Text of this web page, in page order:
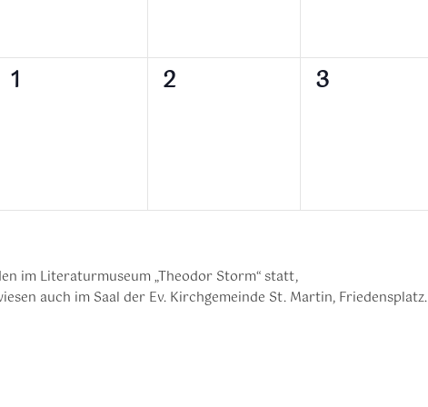
0
1
0
2
0
3
im Literaturmuseum „Theodor Storm“ statt,
auch im Saal der Ev. Kirchgemeinde St. Martin, Friedensplatz.